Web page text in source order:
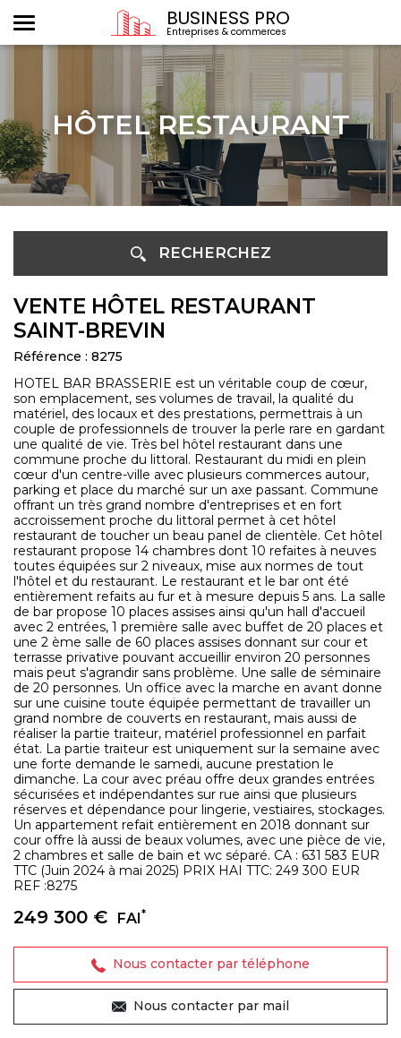
BUSINESS PRO
Entreprises & commerces
HÔTEL RESTAURANT
RECHERCHEZ
VENTE HÔTEL RESTAURANT
SAINT-BREVIN
Référence : 8275
HOTEL BAR BRASSERIE est un véritable coup de cœur,
son emplacement, ses volumes de travail, la qualité du
matériel, des locaux et des prestations, permettrais à un
couple de professionnels de trouver la perle rare en gardant
une qualité de vie. Très bel hôtel restaurant dans une
commune proche du littoral. Restaurant du midi en plein
cœur d'un centre-ville avec plusieurs commerces autour,
parking et place du marché sur un axe passant. Commune
offrant un très grand nombre d'entreprises et en fort
accroissement proche du littoral permet à cet hôtel
restaurant de toucher un beau panel de clientèle. Cet hôtel
restaurant propose 14 chambres dont 10 refaites à neuves
toutes équipées sur 2 niveaux, mise aux normes de tout
l'hôtel et du restaurant. Le restaurant et le bar ont été
entièrement refaits au fur et à mesure depuis 5 ans. La salle
de bar propose 10 places assises ainsi qu'un hall d'accueil
avec 2 entrées, 1 première salle avec buffet de 20 places et
une 2 ème salle de 60 places assises donnant sur cour et
terrasse privative pouvant accueillir environ 20 personnes
mais peut s'agrandir sans problème. Une salle de séminaire
de 20 personnes. Un office avec la marche en avant donne
sur une cuisine toute équipée permettant de travailler un
grand nombre de couverts en restaurant, mais aussi de
réaliser la partie traiteur, matériel professionnel en parfait
état. La partie traiteur est uniquement sur la semaine avec
une forte demande le samedi, aucune prestation le
dimanche. La cour avec préau offre deux grandes entrées
sécurisées et indépendantes sur rue ainsi que plusieurs
réserves et dépendance pour lingerie, vestiaires, stockages.
Un appartement refait entièrement en 2018 donnant sur
cour offre là aussi de beaux volumes, avec une pièce de vie,
2 chambres et salle de bain et wc séparé. CA : 631 583 EUR
TTC (Juin 2024 à mai 2025) PRIX HAI TTC: 249 300 EUR
REF :8275
249 300 € FAI*
Nous contacter par téléphone
Nous contacter par mail